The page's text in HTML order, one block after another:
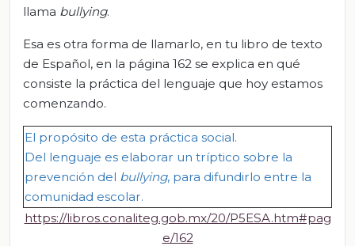
llama bullying.
Esa es otra forma de llamarlo, en tu libro de texto
de Español, en la página 162 se explica en qué
consiste la práctica del lenguaje que hoy estamos
comenzando.
El propósito de esta práctica social.
Del lenguaje es elaborar un tríptico sobre la
prevención del bullying, para difundirlo entre la
comunidad escolar.
https://libros.conaliteg.gob.mx/20/P5ESA.htm#pag
e/162